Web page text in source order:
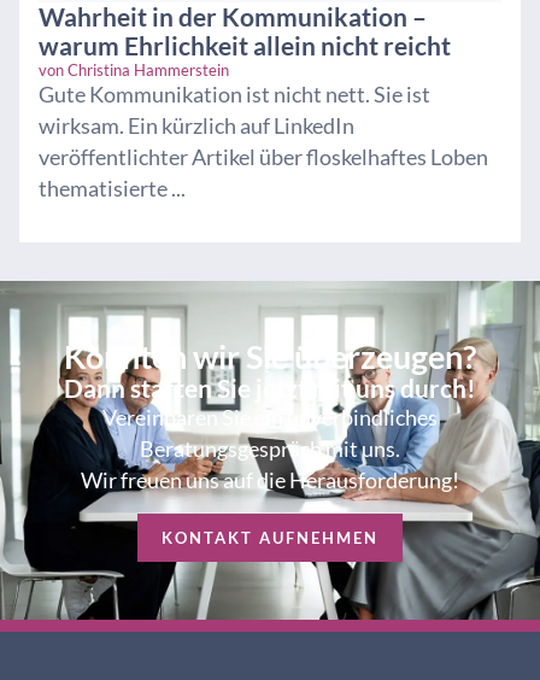
Wahrheit in der Kommunikation –
warum Ehrlichkeit allein nicht reicht
vonChristina Hammerstein
Gute Kommunikation ist nicht nett. Sie ist
wirksam. Ein kürzlich auf LinkedIn
veröffentlichter Artikel über floskelhaftes Loben
thematisierte ...
Konnten wir Sie überzeugen?
Dann starten Sie jetzt mit uns durch!
Vereinbaren Sie ein unverbindliches
Beratungsgespräch mit uns.
Wir freuen uns auf die Herausforderung!
KONTAKT AUFNEHMEN